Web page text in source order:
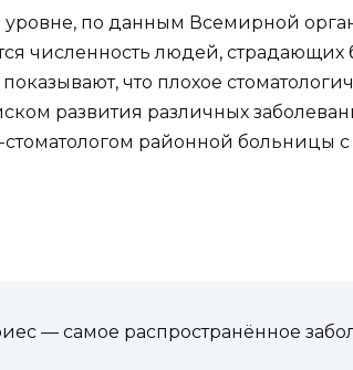
уровне, по данным Всемирной
численность людей, страдающих
что плохое
развития различных
районной больницы
— самое распространённое